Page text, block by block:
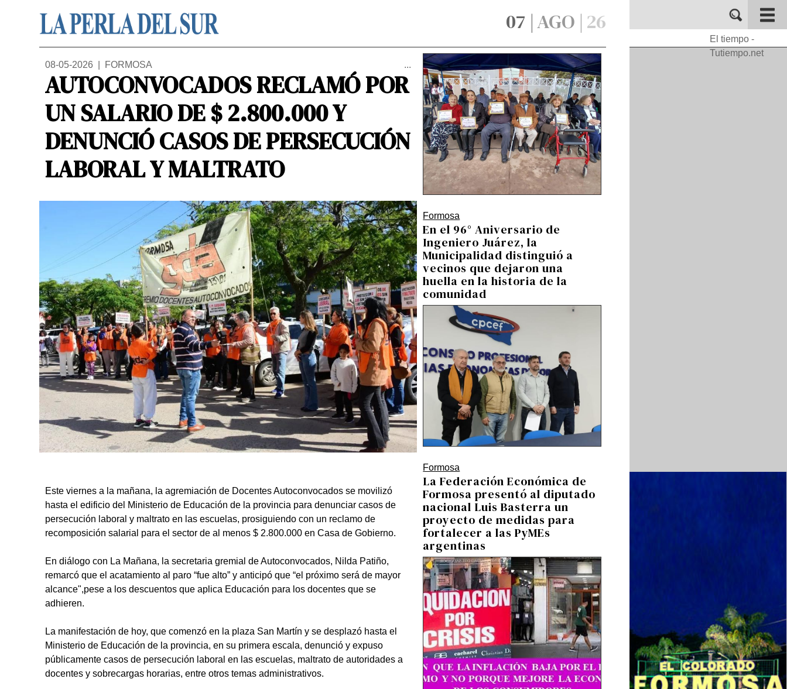
El tiempo -
Tutiempo.net
07 |AGO | 26
08-05-2026 | FORMOSA ...
AUTOCONVOCADOS RECLAMÓ POR
UN SALARIO DE $ 2.800.000 Y
DENUNCIÓ CASOS DE PERSECUCIÓN
LABORAL Y MALTRATO
Este viernes a la mañana, la agremiación de Docentes Autoconvocados se movilizó
hasta el edificio del Ministerio de Educación de la provincia para denunciar casos de
persecución laboral y maltrato en las escuelas, prosiguiendo con un reclamo de
recomposición salarial para el sector de al menos $ 2.800.000 en Casa de Gobierno.
En diálogo con La Mañana, la secretaria gremial de Autoconvocados, Nilda Patiño,
remarcó que el acatamiento al paro “fue alto” y anticipó que “el próximo será de mayor
alcance",pese a los descuentos que aplica Educación para los docentes que se
adhieren.
La manifestación de hoy, que comenzó en la plaza San Martín y se desplazó hasta el
Ministerio de Educación de la provincia, en su primera escala, denunció y expuso
públicamente casos de persecución laboral en las escuelas, maltrato de autoridades a
docentes y sobrecargas horarias, entre otros temas administrativos.
Formosa
En el 96° Aniversario de
Ingeniero Juárez, la
Municipalidad distinguió a
vecinos que dejaron una
huella en la historia de la
comunidad
Formosa
La Federación Económica de
Formosa presentó al diputado
nacional Luis Basterra un
proyecto de medidas para
fortalecer a las PyMEs
argentinas